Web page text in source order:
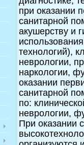
при оказании
санитарной
акушерству и
технологий),
неврологии,
наркологии,
оказании
санитарной
по:
неврологии,
При оказании